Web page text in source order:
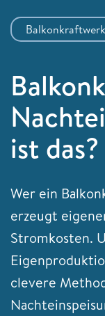
Balkonkraftwerk
ist das?
Wer ein
erzeugt
Stromkosten.
clevere